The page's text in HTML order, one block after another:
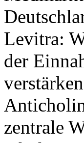
Levitra:
der
zentrale